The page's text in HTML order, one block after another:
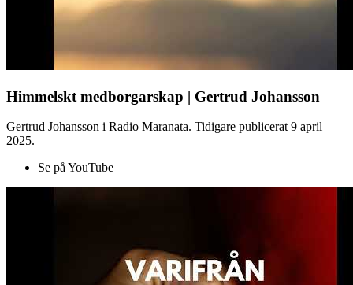
Himmelskt medborgarskap | Gertrud Johansson
Gertrud Johansson i Radio Maranata. Tidigare publicerat 9 april
2025.
Se på YouTube